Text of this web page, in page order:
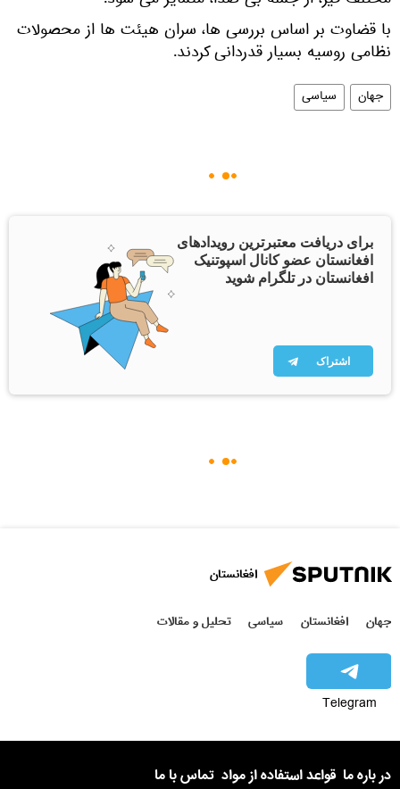
با قضاوت بر اساس بررسی ها، سران هیئت ها از محصولات
نظامی روسیه بسیار قدردانی کردند.
جهان سیاسی
برای دریافت معتبرترین رویدادهای
افغانستان عضو کانال اسپوتنیک
افغانستان در تلگرام شوید
اشتراک
افغانستان
جهان افغانستان سیاسی تحلیل و مقالات
Telegram
در باره ما قواعد استفاده از مواد تماس با ما